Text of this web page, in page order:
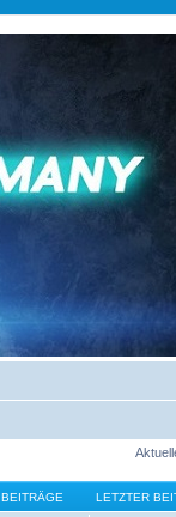
BEITRÄGE LETZTER